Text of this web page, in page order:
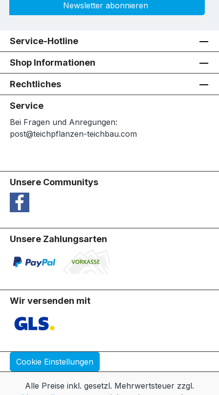
Newsletter abonnieren
Service-Hotline
Shop Informationen
Rechtliches
Service
Bei Fragen und Anregungen:
post@teichpflanzen-teichbau.com
Unsere Communitys
Unsere Zahlungsarten
Wir versenden mit
Cookie Einstellungen
Alle Preise inkl. gesetzl. Mehrwertsteuer zzgl.